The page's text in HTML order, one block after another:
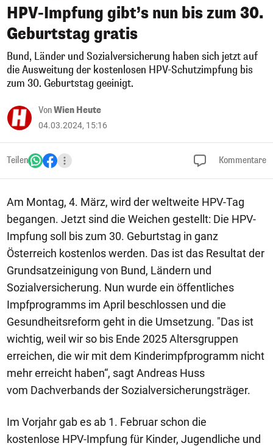
HPV-Impfung gibt’s nun bis zum 30.
Geburtstag gratis
Bund, Länder und Sozialversicherung haben sich jetzt auf
die Ausweitung der kostenlosen HPV-Schutzimpfung bis
zum 30. Geburtstag geeinigt.
VonWien Heute
04.03.2024, 15:16
Teilen Kommentare
Am Montag, 4. März, wird der weltweite HPV-Tag
begangen. Jetzt sind die Weichen gestellt: Die HPV-
Impfung soll bis zum 30. Geburtstag in ganz
Österreich kostenlos werden. Das ist das Resultat der
Grundsatzeinigung von Bund, Ländern und
Sozialversicherung. Nun wurde ein öffentliches
Impfprogramms im April beschlossen und die
Gesundheitsreform geht in die Umsetzung. "Das ist
wichtig, weil wir so bis Ende 2025 Altersgruppen
erreichen, die wir mit dem Kinderimpfprogramm nicht
mehr erreicht haben“, sagt Andreas Huss
vom Dachverbands der Sozialversicherungsträger.
Im Vorjahr gab es ab 1. Februar schon die
kostenlose HPV-Impfung für Kinder, Jugendliche und